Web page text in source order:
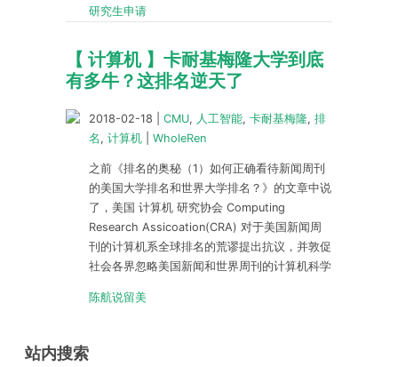
研究生申请
【 计算机 】卡耐基梅隆大学到底
有多牛？这排名逆天了
2018-02-18 CMU, 人工智能, 卡耐基梅隆, 排
名 , 计算机 WholeRen
之前《排名的奥秘（1）如何正确看待新闻周刊
的美国大学排名和世界大学排名？》的文章中说
了，美国 计算机 研究协会 Computing
Research Assicoation(CRA) 对于美国新闻周
刊的计算机系全球排名的荒谬提出抗议，并敦促
社会各界忽略美国新闻和世界周刊的计算机科学
陈航说留美
站内搜索